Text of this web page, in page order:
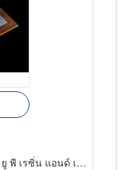
โรงงานผลิตกรอบรูปวิทยาศาสตร์ - ยู พี เรซิ่น แอนด์ เคมีคอล